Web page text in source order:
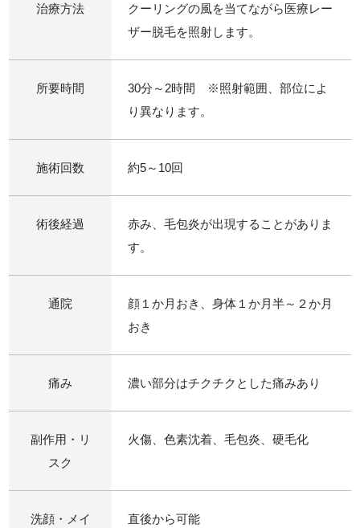
治療方法
クーリングの風を当てながら医療レー
ザー脱毛を照射します。
所要時間
30分～2時間 ※照射範囲、部位によ
り異なります。
施術回数 約5～10回
術後経過
赤み、毛包炎が出現することがありま
す。
通院
顔１か月おき、身体１か月半～２か月
おき
痛み 濃い部分はチクチクとした痛みあり
副作用・リ
スク
火傷、色素沈着、毛包炎、硬毛化
洗顔・メイ
直後から可能